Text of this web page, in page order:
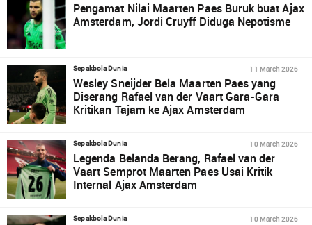
Pengamat Nilai Maarten Paes Buruk buat Ajax
Amsterdam, Jordi Cruyff Diduga Nepotisme
Sepakbola Dunia 11 March 2026
Wesley Sneijder Bela Maarten Paes yang
Diserang Rafael van der Vaart Gara-Gara
Kritikan Tajam ke Ajax Amsterdam
Sepakbola Dunia 10 March 2026
Legenda Belanda Berang, Rafael van der
Vaart Semprot Maarten Paes Usai Kritik
Internal Ajax Amsterdam
Sepakbola Dunia 10 March 2026